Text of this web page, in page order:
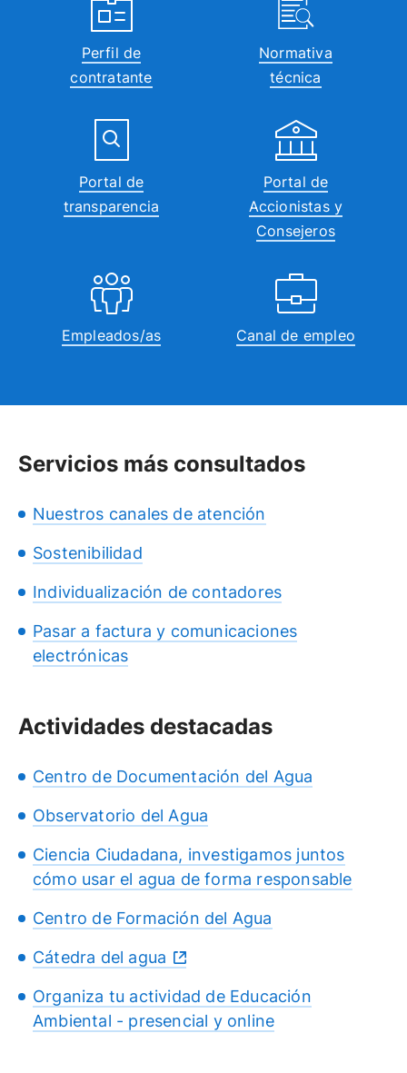
Perfil de
contratante
Normativa
técnica
Portal de
transparencia
Portal de
Accionistas y
Consejeros
Empleados/as Canal de empleo
Servicios más consultados
Nuestros canales de atención
Sostenibilidad
Individualización de contadores
Pasar a factura y comunicaciones
electrónicas
Actividades destacadas
Centro de Documentación del Agua
Observatorio del Agua
Ciencia Ciudadana, investigamos juntos
cómo usar el agua de forma responsable
Centro de Formación del Agua
Cátedra del agua
Organiza tu actividad de Educación
Ambiental - presencial y online